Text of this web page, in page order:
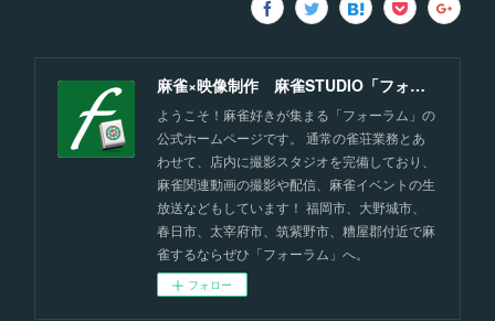
麻雀×映像制作 麻雀STUDIO「フォーラム」福岡
ようこそ！麻雀好きが集まる「フォーラム」の
公式ホームページです。 通常の雀荘業務とあ
わせて、店内に撮影スタジオを完備しており、
麻雀関連動画の撮影や配信、麻雀イベントの生
放送などもしています！ 福岡市、大野城市、
春日市、太宰府市、筑紫野市、糟屋郡付近で麻
雀するならぜひ「フォーラム」へ。
フォロー